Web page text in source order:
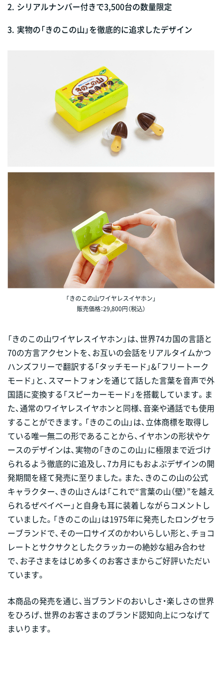
2. シリアルナンバー付きで3,500台の数量限定
3. 実物の「きのこの山」を徹底的に追求したデザイン
「きのこの山ワイヤレスイヤホン」
販売価格：29,800円（税込）
「きのこの山ワイヤレスイヤホン」は、世界74カ国の言語と
70の方言アクセントを、お互いの会話をリアルタイムかつ
ハンズフリーで翻訳する「タッチモード」&「フリートーク
モード」と、スマートフォンを通じて話した言葉を音声で外
国語に変換する「スピーカーモード」を搭載しています。ま
た、通常のワイヤレスイヤホンと同様、音楽や通話でも使用
することができます。「きのこの山」は、立体商標を取得し
ている唯一無二の形であることから、イヤホンの形状やケ
ースのデザインは、実物の「きのこの山」に極限まで近づけ
られるよう徹底的に追及し、7カ月にもおよぶデザインの開
発期間を経て発売に至りました。また、きのこの山の公式
キャラクター、きの山さんは「これで“言葉の山（壁）”を越え
られるぜベイベー」と自身も耳に装着しながらコメントし
ていました。「きのこの山」は1975年に発売したロングセラ
ーブランドで、その一口サイズのかわいらしい形と、チョコ
レートとサクサクとしたクラッカーの絶妙な組み合わせ
で、お子さまをはじめ多くのお客さまからご好評いただい
ています。
本商品の発売を通じ、当ブランドのおいしさ・楽しさの世界
をひろげ、世界のお客さまのブランド認知向上につなげて
まいります。